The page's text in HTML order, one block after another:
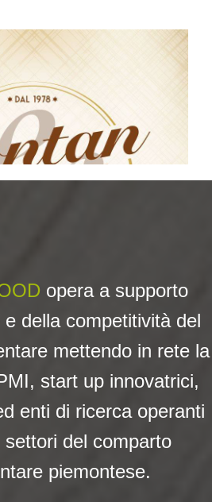
opera a supporto
della competitività del
mettendo in rete la
start up innovatrici,
enti di ricerca operanti
settori del comparto
piemontese.